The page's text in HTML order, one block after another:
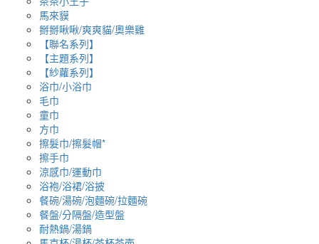
馬來貘
掰掰啾啾/爽爽貓/奧樂雞
【聯名系列】
【主題系列】
【紗蘿系列】
浴巾/小浴巾
毛巾
童巾
方巾
擦髮巾/擦髮帽*
擦手巾
涼感巾/運動巾
浴袍/浴裙/浴披
餐碗/湯碗/泡麵碗/拉麵碗
餐盤/分隔盤/造型盤
耐熱鍋/湯鍋